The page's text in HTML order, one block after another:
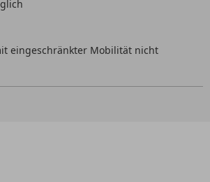
eingeschränkter Mobilität nicht